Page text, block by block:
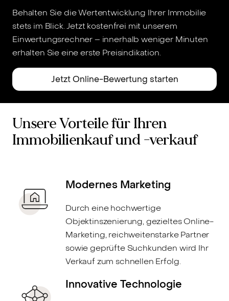
Behalten Sie die Wertentwicklung Ihrer Immobilie
stets im Blick. Jetzt kostenfrei mit unserem
Einwertungsrechner – innerhalb weniger Minuten
erhalten Sie eine erste Preisindikation.
Jetzt Online-Bewertung starten
Unsere Vorteile für Ihren
Immobilienkauf und -verkauf
Modernes Marketing
Durch eine hochwertige
Objektinszenierung, gezieltes Online-
Marketing, reichweitenstarke Partner
sowie geprüfte Suchkunden wird Ihr
Verkauf zum schnellen Erfolg.
Innovative Technologie